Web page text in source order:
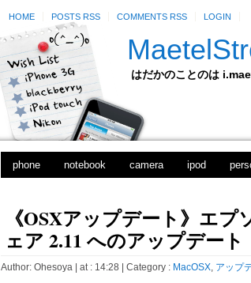
HOME POSTS RSS COMMENTS RSS LOGIN
はだかのことのは
phone notebook camera ipod
《OSXアップデート》エ
ェア 2.11 へのアップデート
Author: Ohesoya| at : 14:28 | Category : MacOSX, アップ